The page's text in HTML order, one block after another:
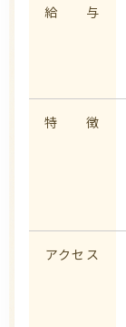
給 与
特 徴
アクセス